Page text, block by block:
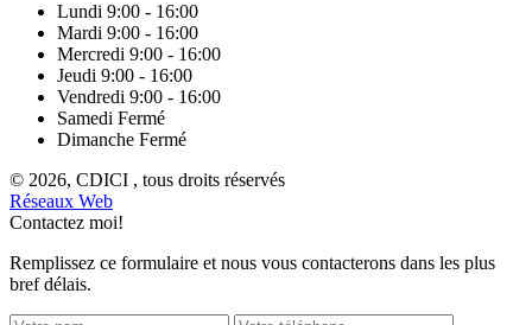
Lundi 9:00 - 16:00
Mardi 9:00 - 16:00
Mercredi 9:00 - 16:00
Jeudi 9:00 - 16:00
Vendredi 9:00 - 16:00
Samedi Fermé
Dimanche Fermé
© 2026, CDICI , tous droits réservés
Réseaux Web
Contactez moi!
Remplissez ce formulaire et nous vous contacterons dans les plus
bref délais.